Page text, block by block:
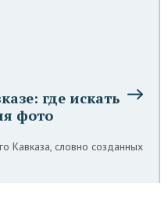
где искать
фото
Кавказа, словно созданных